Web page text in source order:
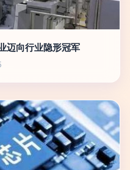
迈向行业隐形冠军